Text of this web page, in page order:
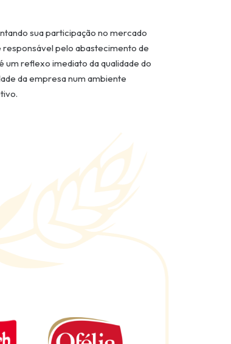
sua participação no mercado
pelo abastecimento de
um reflexo imediato da qualidade do
da empresa num ambiente